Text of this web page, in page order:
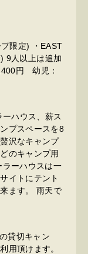
限定) ・EAST
9人以上は追加
円 幼児：
ハウス、薪ス
プスペースを8
沢なキャンプ
のキャンプ用
ーハウスは一
イトにテント
ます。 雨天で
貸切キャン
用頂けます。